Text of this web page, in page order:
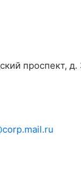
проспект,